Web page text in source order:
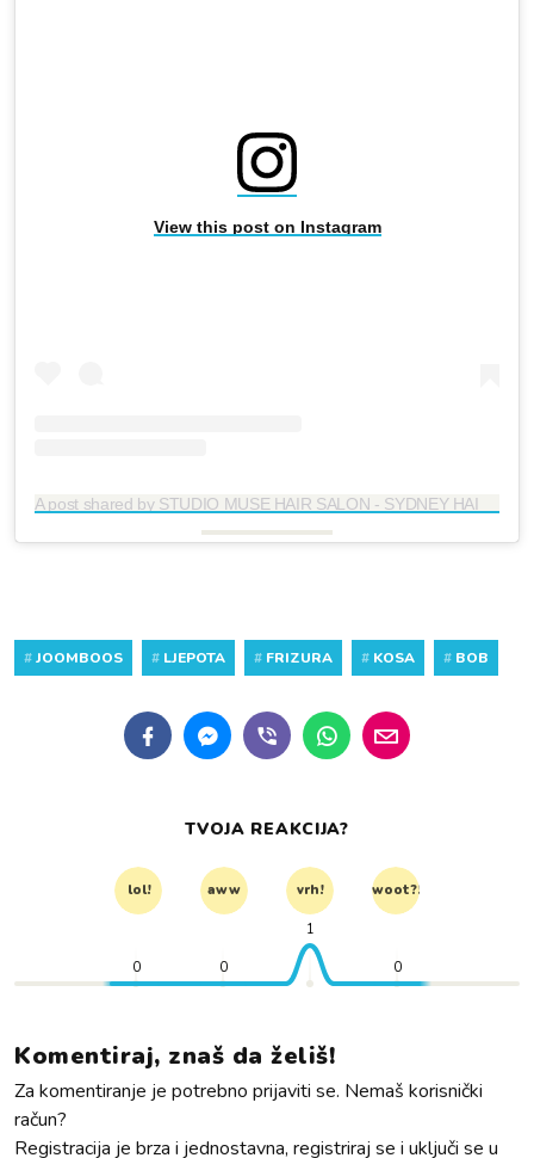
View this post on Instagram
#JOOMBOOS # LJEPOTA # FRIZURA # KOSA # BOB
TVOJA REAKCIJA?
lol! aww vrh! woot?!
0 0
1
0
Komentiraj, znaš da želiš!
Za komentiranje je potrebno prijaviti se. Nemaš korisnički
račun?
Registracija je brza i jednostavna, registriraj se i uključi se u